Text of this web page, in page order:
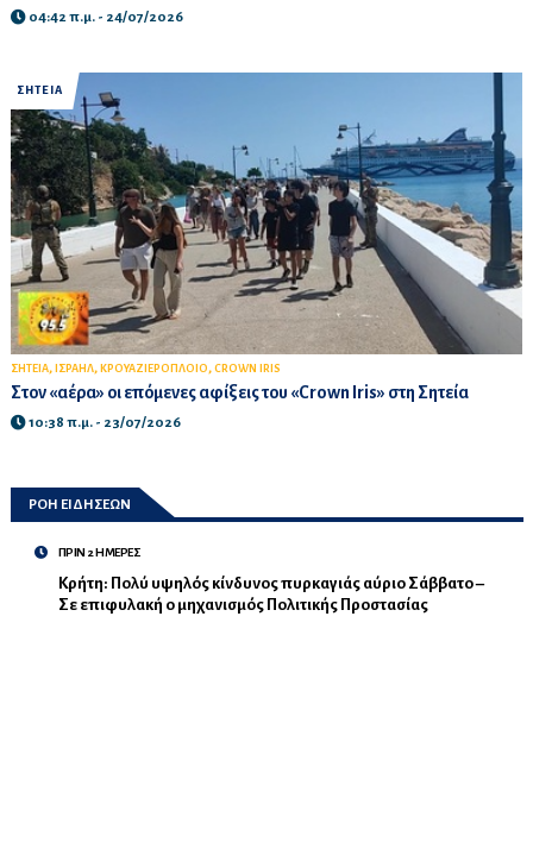
04:42 π.μ. - 24/07/2026
ΣΗΤΕΙΑ
ΣΗΤΕΙΑ, ΙΣΡΑΗΛ, ΚΡΟΥΑΖΙΕΡΟΠΛΟΙΟ, CROWN IRIS
Στον «αέρα» οι επόμενες αφίξεις του «Crown Iris» στη Σητεία
10:38 π.μ. - 23/07/2026
ΡΟΗ ΕΙΔΗΣΕΩΝ
ΠΡΙΝ 2 ΗΜΕΡΕΣ
Κρήτη: Πολύ υψηλός κίνδυνος πυρκαγιάς αύριο Σάββατο –
Σε επιφυλακή ο μηχανισμός Πολιτικής Προστασίας